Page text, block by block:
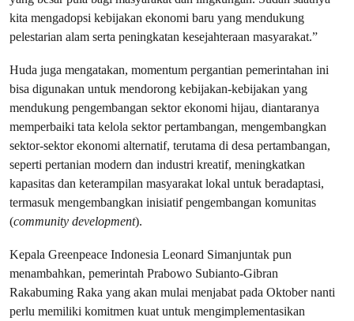
kita mengadopsi kebijakan ekonomi baru yang mendukung
pelestarian alam serta peningkatan kesejahteraan masyarakat.”
Huda juga mengatakan, momentum pergantian pemerintahan ini
bisa digunakan untuk mendorong kebijakan-kebijakan yang
mendukung pengembangan sektor ekonomi hijau, diantaranya
memperbaiki tata kelola sektor pertambangan, mengembangkan
sektor-sektor ekonomi alternatif, terutama di desa pertambangan,
seperti pertanian modern dan industri kreatif, meningkatkan
kapasitas dan keterampilan masyarakat lokal untuk beradaptasi,
termasuk mengembangkan inisiatif pengembangan komunitas
(community development).
Kepala Greenpeace Indonesia Leonard Simanjuntak pun
menambahkan, pemerintah Prabowo Subianto-Gibran
Rakabuming Raka yang akan mulai menjabat pada Oktober nanti
perlu memiliki komitmen kuat untuk mengimplementasikan